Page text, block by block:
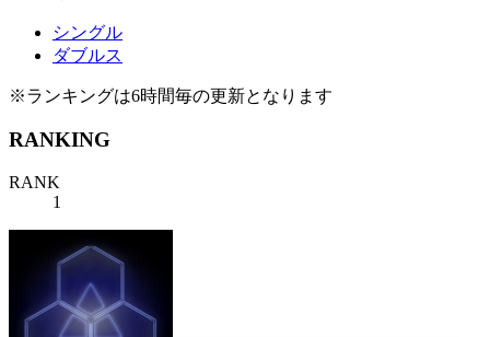
シングル
ダブルス
※ランキングは6時間毎の更新となります
RANKING
RANK
1